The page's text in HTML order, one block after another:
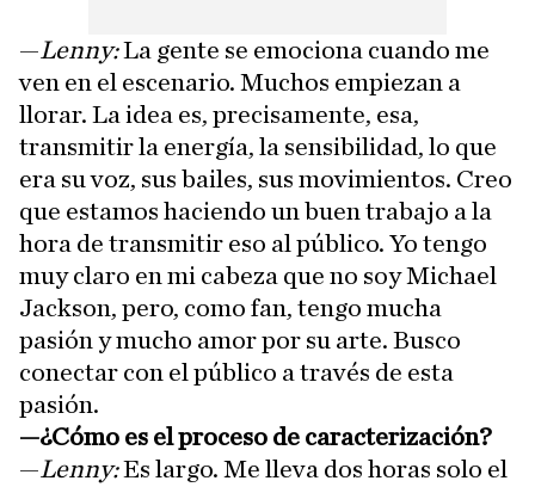
—Lenny:La gente se emociona cuando me
ven en el escenario. Muchos empiezan a
llorar. La idea es, precisamente, esa,
transmitir la energía, la sensibilidad, lo que
era su voz, sus bailes, sus movimientos. Creo
que estamos haciendo un buen trabajo a la
hora de transmitir eso al público. Yo tengo
muy claro en mi cabeza que no soy Michael
Jackson, pero, como fan, tengo mucha
pasión y mucho amor por su arte. Busco
conectar con el público a través de esta
pasión.
—¿Cómo es el proceso de caracterización?
—Lenny:Es largo. Me lleva dos horas solo el